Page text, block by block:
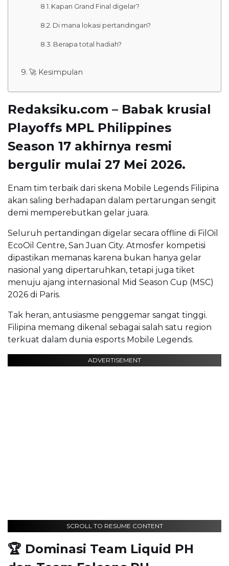
Kapan Grand Final digelar?
Di mana lokasi pertandingan?
Berapa total hadiah?
🚀 Kesimpulan
Redaksiku.com – Babak krusial
Playoffs MPL Philippines
Season 17 akhirnya resmi
bergulir mulai 27 Mei 2026.
Enam tim terbaik dari skena Mobile Legends Filipina
akan saling berhadapan dalam pertarungan sengit
demi memperebutkan gelar juara.
Seluruh pertandingan digelar secara offline di FilOil
EcoOil Centre, San Juan City. Atmosfer kompetisi
dipastikan memanas karena bukan hanya gelar
nasional yang dipertaruhkan, tetapi juga tiket
menuju ajang internasional Mid Season Cup (MSC)
2026 di Paris.
Tak heran, antusiasme penggemar sangat tinggi.
Filipina memang dikenal sebagai salah satu region
terkuat dalam dunia esports Mobile Legends.
ADVERTISEMENT
SCROLL TO RESUME CONTENT
🏆 Dominasi Team Liquid PH